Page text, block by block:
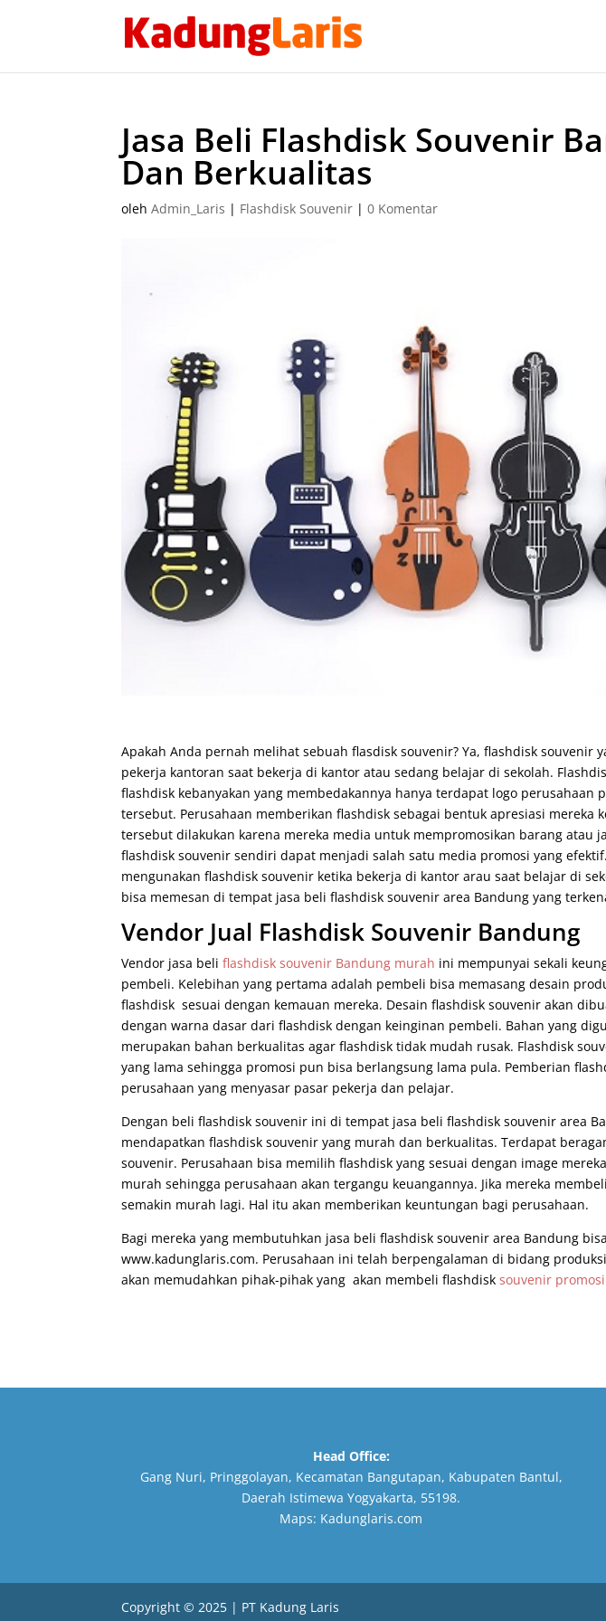
Jasa Beli Flashdisk Souvenir
Dan Berkualitas
olehAdmin_Laris | Flashdisk Souvenir |0 Komentar
Apakah Anda pernah melihat sebuah flasdisk souvenir? Ya, flashdisk souvenir
pekerja kantoran saat bekerja di kantor atau sedang belajar di sekolah.
flashdisk kebanyakan yang membedakannya hanya terdapat logo perusahaan
tersebut. Perusahaan memberikan flashdisk sebagai bentuk apresiasi mereka
tersebut dilakukan karena mereka media untuk mempromosikan barang atau
flashdisk souvenir sendiri dapat menjadi salah satu media promosi yang
mengunakan flashdisk souvenir ketika bekerja di kantor arau saat belajar di
bisa memesan di tempat jasa beli flashdisk souvenir area Bandung yang
Vendor Jual Flashdisk Souvenir Bandung
Vendor jasa beliflashdisk souvenir Bandung murah ini mempunyai sekali
pembeli. Kelebihan yang pertama adalah pembeli bisa memasang desain
flashdisk sesuai dengan kemauan mereka. Desain flashdisk souvenir akan
dengan warna dasar dari flashdisk dengan keinginan pembeli. Bahan yang
merupakan bahan berkualitas agar flashdisk tidak mudah rusak. Flashdisk
yang lama sehingga promosi pun bisa berlangsung lama pula. Pemberian
perusahaan yang menyasar pasar pekerja dan pelajar.
Dengan beli flashdisk souvenir ini di tempat jasa beli flashdisk souvenir area
mendapatkan flashdisk souvenir yang murah dan berkualitas. Terdapat
souvenir. Perusahaan bisa memilih flashdisk yang sesuai dengan image
murah sehingga perusahaan akan tergangu keuangannya. Jika mereka
semakin murah lagi. Hal itu akan memberikan keuntungan bagi perusahaan.
Bagi mereka yang membutuhkan jasa beli flashdisk souvenir area Bandung
www.kadunglaris.com. Perusahaan ini telah berpengalaman di bidang
akan memudahkan pihak-pihak yang akan membeli flashdisksouvenir
Head Office:
Gang Nuri, Pringgolayan, Kecamatan Bangutapan, Kabupaten Bantul,
Daerah Istimewa Yogyakarta, 55198.
Maps: Kadunglaris.com
Copyright © 2025 | PT Kadung Laris